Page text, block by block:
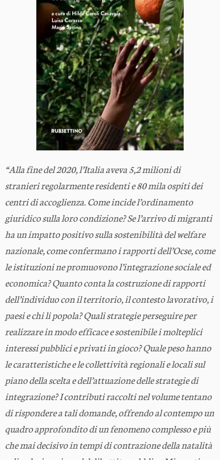
“Alla fine del 2020, l’Italia aveva 5,2 milioni di
stranieri regolarmente residenti e 80 mila ospiti dei
centri di accoglienza. Come incide l’ordinamento
giuridico sulla loro condizione? Se l’arrivo di migranti
ha un impatto positivo sulla sostenibilità del welfare
nazionale, come confermano i rapporti dell’Ocse, come
le istituzioni ne promuovono l’integrazione sociale ed
economica? Quanto conta la costruzione di rapporti
dell’individuo con il territorio, il contesto lavorativo, i
paesi e chi li popola? Quali strategie perseguire per
realizzare in modo efficace e sostenibile i molteplici
interessi pubblici e privati in gioco? Quale peso hanno
le caratteristiche e le collettività regionali e locali sul
piano della scelta e dell’attuazione delle strategie di
integrazione? I contributi raccolti nel volume tentano
di rispondere a tali domande, offrendo al contempo un
quadro approfondito di un fenomeno complesso e più
che mai decisivo in tempi di contrazione della natalità